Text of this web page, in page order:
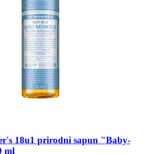
18u1 prirodni sapun "Baby-​
ml